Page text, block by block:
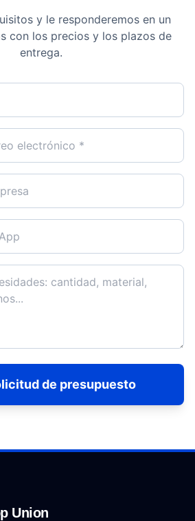
y le responderemos en un
con los precios y los plazos de
entrega.
de presupuesto
Union